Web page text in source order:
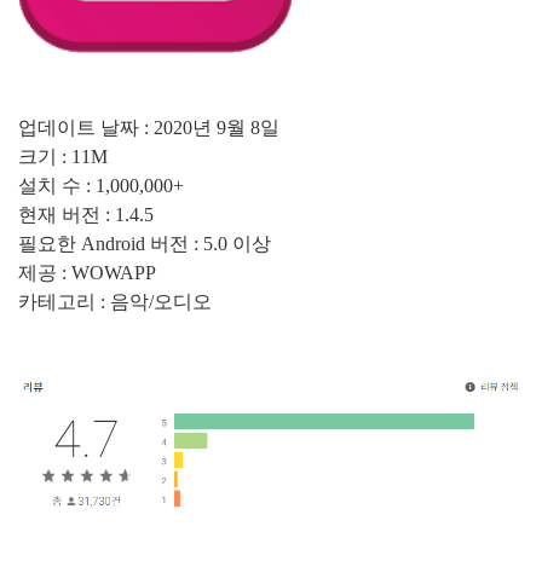
업데이트 날짜 : 2020년 9월 8일
크기 : 11M
설치 수 : 1,000,000+
현재 버전 : 1.4.5
필요한 Android 버전 : 5.0 이상
제공 : WOWAPP
카테고리 : 음악/오디오